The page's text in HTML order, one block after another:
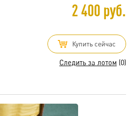
2 400 руб.
Купить сейчас
Следить за лотом (0)